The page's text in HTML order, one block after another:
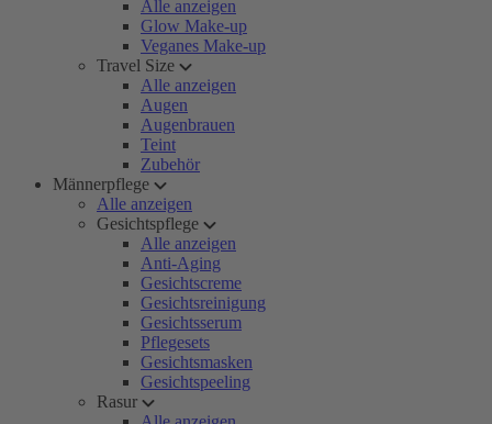
Alle anzeigen
Glow Make-up
Veganes Make-up
Travel Size
Alle anzeigen
Augen
Augenbrauen
Teint
Zubehör
Männerpflege
Alle anzeigen
Gesichtspflege
Alle anzeigen
Anti-Aging
Gesichtscreme
Gesichtsreinigung
Gesichtsserum
Pflegesets
Gesichtsmasken
Gesichtspeeling
Rasur